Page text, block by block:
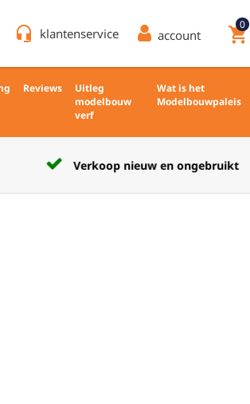
headset_mic klantenservice account shopping_cart
0
Reviews
Uitleg
modelbouw
verf
Wat is het
Modelbouwpaleis
Verkoop nieuw en ongebruikt